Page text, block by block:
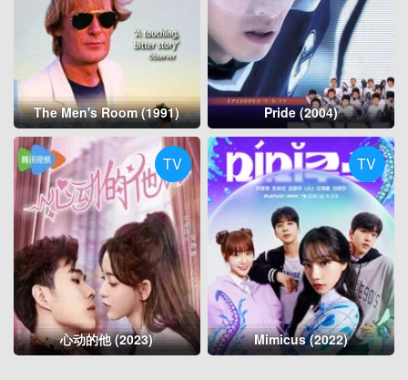
The Men's Room (1991) Pride (2004)
TV
心动的他 (2023)
TV
Mimicus (2022)